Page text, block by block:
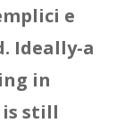
e
Ideally-a
in
still